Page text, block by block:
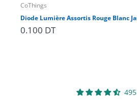
CoThings
Diode Lumière Assortis Rouge Blanc
0.100 DT